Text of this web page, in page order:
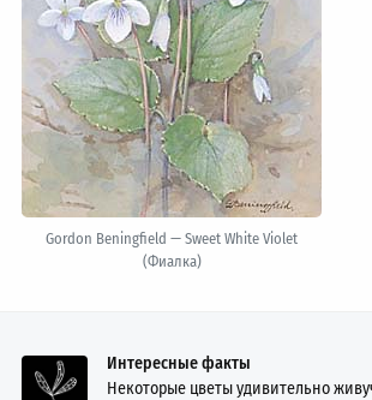
Gordon Beningfield — Sweet White Violet
(Фиалка)
Интересные факты
Некоторые цветы удивительно